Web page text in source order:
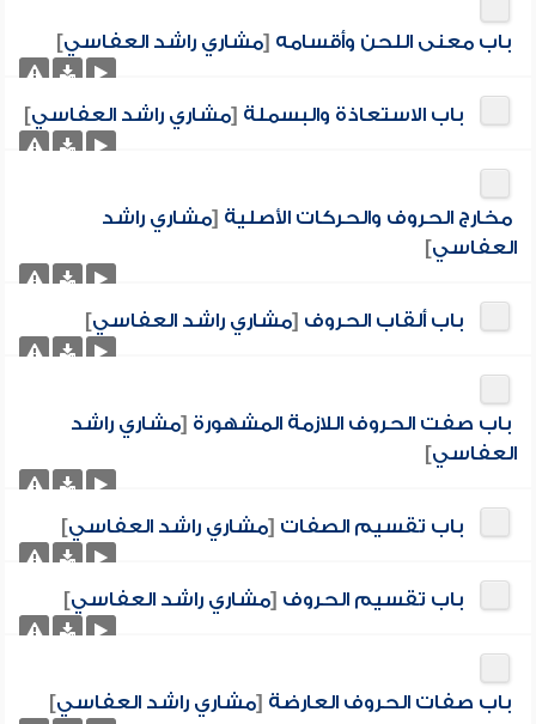
باب معنى اللحن وأقسامه [مشاري راشد العفاسي]
باب الاستعاذة والبسملة [مشاري راشد العفاسي]
مخارج الحروف والحركات الأصلية [مشاري راشد
العفاسي]
باب ألقاب الحروف [مشاري راشد العفاسي]
باب صفت الحروف اللازمة المشهورة [مشاري راشد
العفاسي]
باب تقسيم الصفات [مشاري راشد العفاسي]
باب تقسيم الحروف [مشاري راشد العفاسي]
باب صفات الحروف العارضة [مشاري راشد العفاسي]